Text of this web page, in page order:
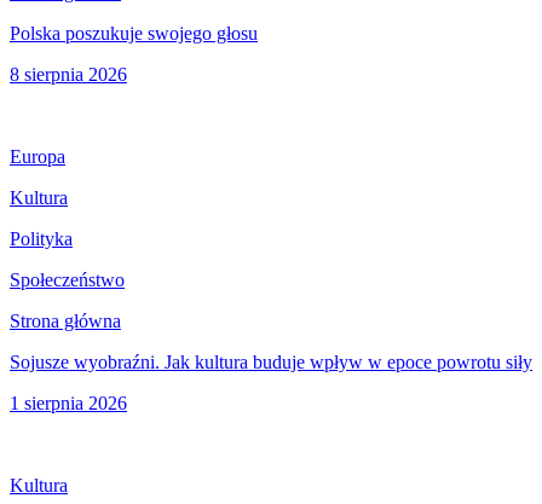
Polska poszukuje swojego głosu
8 sierpnia 2026
Europa
Kultura
Polityka
Społeczeństwo
Strona główna
Sojusze wyobraźni. Jak kultura buduje wpływ w epoce powrotu siły
1 sierpnia 2026
Kultura